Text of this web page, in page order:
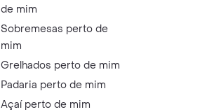
de mim
Sobremesas perto de
mim
Grelhados perto de mim
Padaria perto de mim
Açaí perto de mim